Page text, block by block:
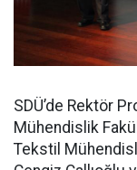
SDÜ’de Rektör
Mühendislik
Tekstil